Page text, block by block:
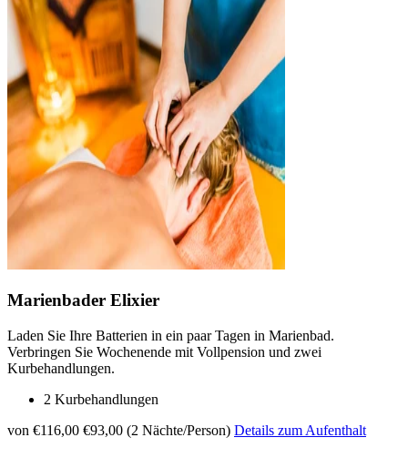
Marienbader Elixier
Laden Sie Ihre Batterien in ein paar Tagen in Marienbad.
Verbringen Sie Wochenende mit Vollpension und zwei
Kurbehandlungen.
2 Kurbehandlungen
von €116,00 €93,00 (2 Nächte/Person) Details zum Aufenthalt